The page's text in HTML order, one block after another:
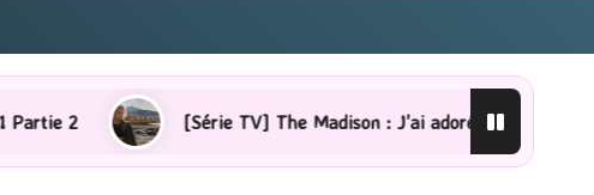
[Série TV] The Madison : J’ai adoré ! [Lecture] La